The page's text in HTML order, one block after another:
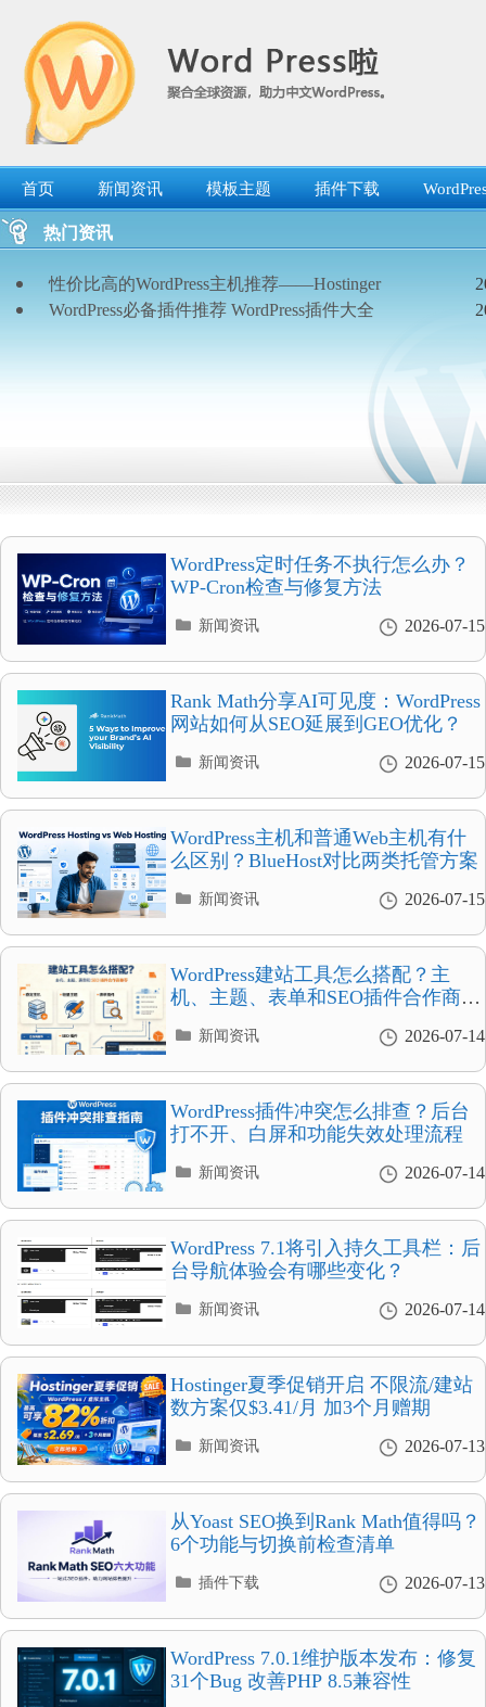
首页 新闻资讯 模板主题 插件下载
热门资讯
性价比高的WordPress主机推荐——Hostinger
WordPress必备插件推荐 WordPress插件大全
WordPress定时任务不执行怎么办？
WP-Cron检查与修复方法
2026-07-15
分
录
新闻资讯
Rank Math分享AI可见度：WordPress
网站如何从SEO延展到GEO优化？
2026-07-15
分
录
新闻资讯
WordPress主机和普通Web主机有什
么区别？BlueHost对比两类托管方案
2026-07-15
分
录
新闻资讯
WordPress建站工具怎么搭配？主
机、主题、表单和SEO插件合作商推
2026-07-14
分
录
新闻资讯
WordPress插件冲突怎么排查？后台
打不开、白屏和功能失效处理流程
2026-07-14
分
录
新闻资讯
WordPress 7.1将引入持久工具栏：后
台导航体验会有哪些变化？
2026-07-14
分
录
新闻资讯
Hostinger夏季促销开启 不限流/建站
数方案仅$3.41/月 加3个月赠期
2026-07-13
分
录
新闻资讯
从Yoast SEO换到Rank Math值得吗？
6个功能与切换前检查清单
2026-07-13
分
录
插件下载
WordPress 7.0.1维护版本发布：修复
31个Bug 改善PHP 8.5兼容性